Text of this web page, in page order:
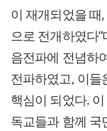
이 재개되었을 때
으로 전개하였다
음전파에 전념하
전파하였고, 이들
핵심이 되었다.
독교들과 함께 국